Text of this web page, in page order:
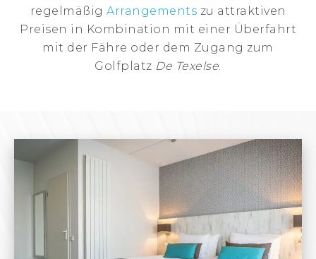
regelmäßig Arrangements zu attraktiven
Preisen in Kombination mit einer Überfahrt
mit der Fähre oder dem Zugang zum
Golfplatz De Texelse.